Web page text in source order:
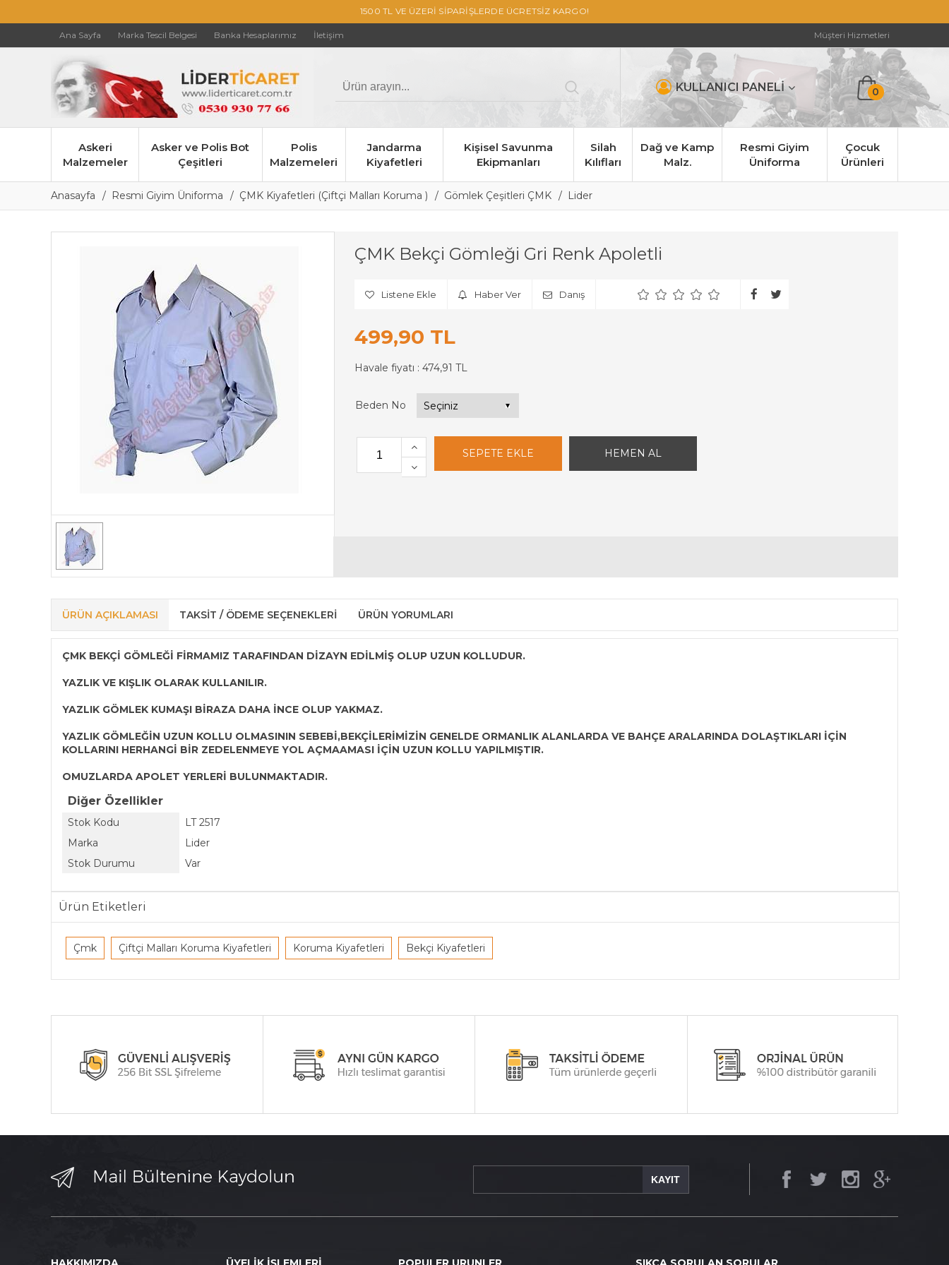
1500 TL VE ÜZERİ SİPARİŞLERDE ÜCRETSİZ KARGO!
Ana Sayfa Marka Tescil Belgesi Banka Hesaplarımız İletişim Müşteri Hizmetleri
KULLANICI PANELİ 0
Askeri
Malzemeler
Asker ve Polis Bot
Çeşitleri
Polis
Malzemeleri
Jandarma
Kiyafetleri
Kişisel Savunma
Ekipmanları
Silah
Kılıfları
Dağ ve Kamp
Malz.
Resmi Giyim
Üniforma
Çocuk
Ürünleri
Anasayfa Resmi Giyim Üniforma ÇMK Kiyafetleri (Çiftçi Malları Koruma ) Gömlek Çeşitleri ÇMK Lider
ÇMK Bekçi Gömleği Gri Renk Apoletli
Listene Ekle Haber Ver Danış
499,90 TL
Havale fiyatı : 474,91 TL
Beden No
ÜRÜN AÇIKLAMASI TAKSIT / ÖDEME SEÇENEKLERI ÜRÜN YORUMLARI
ÇMK BEKÇİ GÖMLEĞİ FİRMAMIZ TARAFINDAN DİZAYN EDİLMİŞ OLUP UZUN KOLLUDUR.
YAZLIK VE KIŞLIK OLARAK KULLANILIR.
YAZLIK GÖMLEK KUMAŞI BİRAZA DAHA İNCE OLUP YAKMAZ.
YAZLIK GÖMLEĞİN UZUN KOLLU OLMASININ SEBEBİ,BEKÇİLERİMİZİN GENELDE ORMANLIK ALANLARDA VE BAHÇE ARALARINDA DOLAŞTIKLARI İÇİN
KOLLARINI HERHANGİ BİR ZEDELENMEYE YOL AÇMAAMASI İÇİN UZUN KOLLU YAPILMIŞTIR.
OMUZLARDA APOLET YERLERİ BULUNMAKTADIR.
Diğer Özellikler
Stok Kodu
LT 2517
Marka
Lider
Stok Durumu
Var
Ürün Etiketleri
Çmk Çiftçi Malları Koruma Kiyafetleri Koruma Kiyafetleri Bekçi Kiyafetleri
KAYIT